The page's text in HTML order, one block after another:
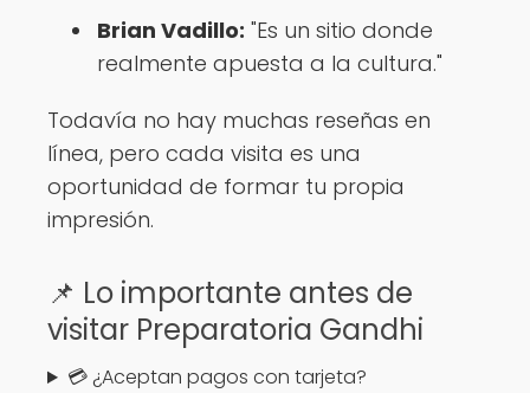
Brian Vadillo: "Es un sitio donde
realmente apuesta a la cultura."
Todavía no hay muchas reseñas en
línea, pero cada visita es una
oportunidad de formar tu propia
impresión.
📌 Lo importante antes de
visitar Preparatoria Gandhi
💳 ¿Aceptan pagos con tarjeta?